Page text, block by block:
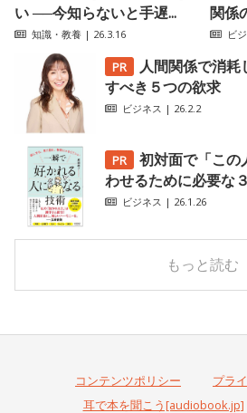
い ──今知らないと手遅...
知識・教養 | 26.3.16
関係
ビ
人間関係で消耗
すべき５つの欲求
ビジネス | 26.2.2
初対面で「この
わせるために必要な
ビジネス | 26.1.26
もっと読む
コンテンツポリシー
プラ
耳で本を聞こう[audiobook.jp]